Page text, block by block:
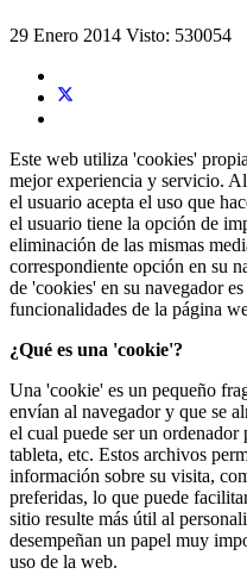
29 Enero 2014 Visto: 530054
Este web utiliza 'cookies'
mejor experiencia y servicio.
el usuario acepta el uso que
el usuario tiene la opción de
eliminación de las mismas
correspondiente opción en su
de 'cookies' en su navegador
funcionalidades de la página
¿Qué es una 'cookie'?
Una 'cookie' es un pequeño
envían al navegador y que se
el cual puede ser un
tableta, etc. Estos archivos
información sobre su visita,
preferidas, lo que puede
sitio resulte más útil al
desempeñan un papel muy
uso de la web.